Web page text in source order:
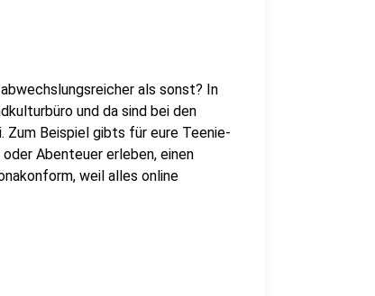
als sonst? In
und da sind bei den
Beispiel gibts für eure Teenie-
Abenteuer erleben, einen
weil alles online